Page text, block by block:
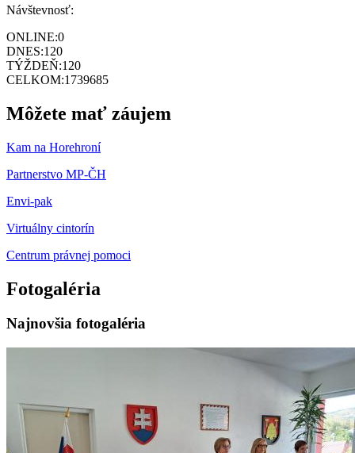
Návštevnosť:
ONLINE:0
DNES:120
TÝŽDEŇ:120
CELKOM:1739685
Môžete mať záujem
Kam na Horehroní
Partnerstvo MP-ČH
Envi-pak
Virtuálny cintorín
Centrum právnej pomoci
Fotogaléria
Najnovšia fotogaléria